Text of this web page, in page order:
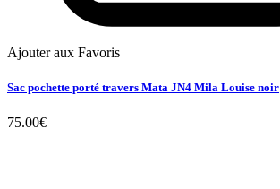
Ajouter aux Favoris
Sac pochette porté travers Mata JN4 Mila Louise noir
75.00€